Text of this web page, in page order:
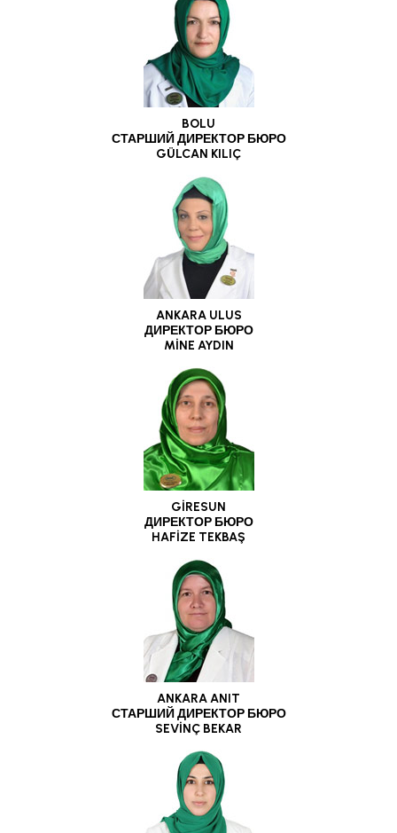
BOLU
СТАРШИЙ ДИРЕКТОР БЮРО
GÜLCAN KILIÇ
ANKARA ULUS
ДИРЕКТОР БЮРО
MİNE AYDIN
GİRESUN
ДИРЕКТОР БЮРО
HAFİZE TEKBAŞ
ANKARA ANIT
СТАРШИЙ ДИРЕКТОР БЮРО
SEVİNÇ BEKAR